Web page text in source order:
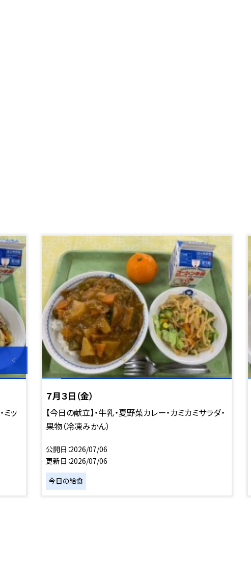
ミッ
７月３日（金）
【今日の献立】・牛乳・夏野菜カレー・カミカミサラダ・
果物（冷凍みかん）
公開日 2026/07/06
更新日 2026/07/06
今日の給食